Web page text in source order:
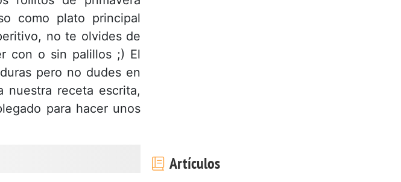
como plato principal
no te olvides de
con o sin palillos ;) El
pero no dudes en
receta escrita,
para hacer unos
Artículos